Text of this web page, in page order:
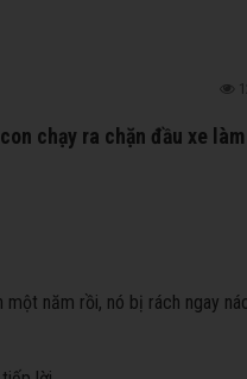
chạy ra chặn đầu xe làm
năm rồi, nó bị rách ngay